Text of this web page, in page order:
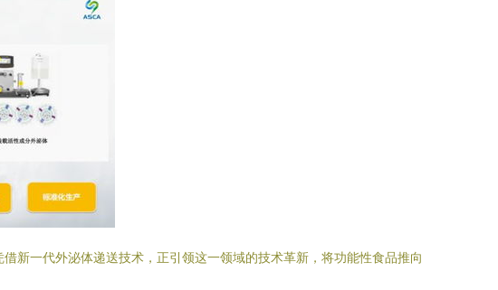
新一代外泌体递送技术，正引领这一领域的技术革新，将功能性食品推向